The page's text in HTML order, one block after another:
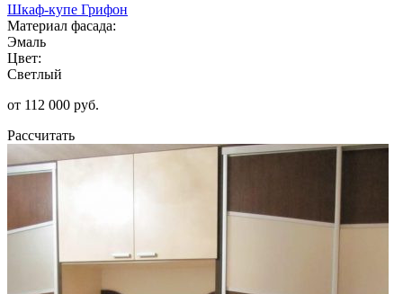
Шкаф-купе Грифон
Материал фасада:
Эмаль
Цвет:
Светлый
от 112 000 руб.
Рассчитать